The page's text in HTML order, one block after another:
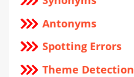
Antonyms
Spotting Errors
Theme Detection